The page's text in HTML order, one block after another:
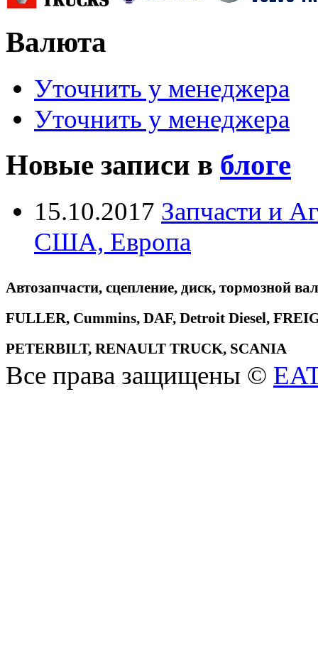
Валюта
Уточнить у менеджера
Уточнить у менеджера
Новые записи в блоге
15.10.2017 Запчасти и
США, Европа
Автозапчасти, сцепление, диск, тормозной
FULLER, Cummins, DAF, Detroit Diesel,
PETERBILT, RENAULT TRUCK, SCANIA
Все права защищены ©